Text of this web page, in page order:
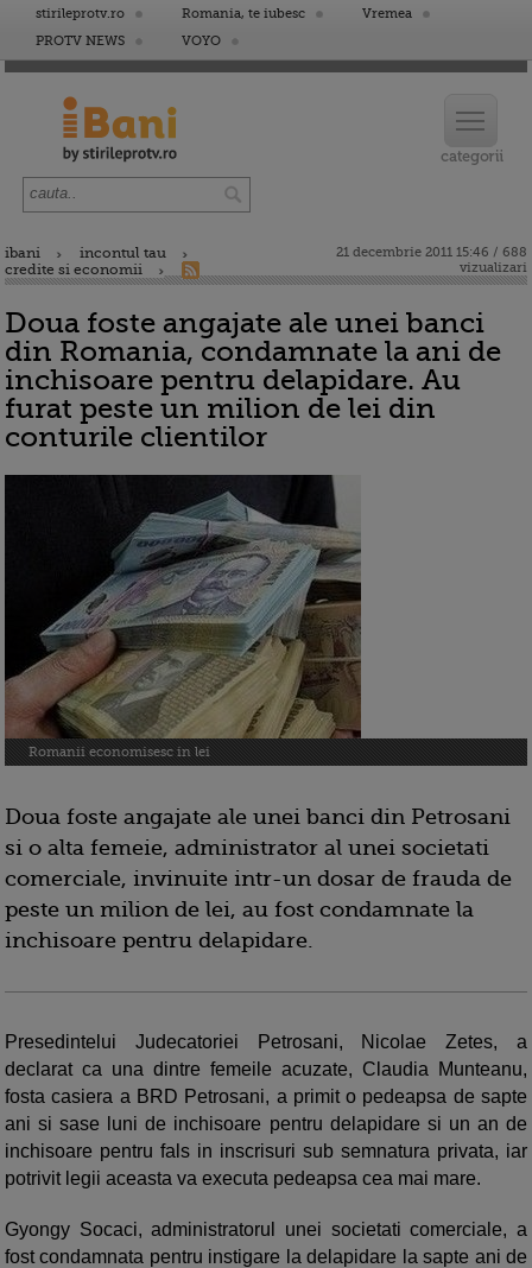
stirileprotv.ro Romania, te iubesc
Vremea
PROTV NEWS
VOYO
ibani
incontul tau
credite si economii
21 decembrie 2011 15:46 / 688
vizualizari
Doua foste angajate ale unei banci
din Romania, condamnate la ani de
inchisoare pentru delapidare. Au
furat peste un milion de lei din
conturile clientilor
Romanii economisesc in lei
Doua foste angajate ale unei banci din Petrosani
si o alta femeie, administrator al unei societati
comerciale, invinuite intr-un dosar de frauda de
peste un milion de lei, au fost condamnate la
inchisoare pentru delapidare.
Presedintelui Judecatoriei Petrosani, Nicolae Zetes, a
declarat ca una dintre femeile acuzate, Claudia Munteanu,
fosta casiera a BRD Petrosani, a primit o pedeapsa de sapte
ani si sase luni de inchisoare pentru delapidare si un an de
inchisoare pentru fals in inscrisuri sub semnatura privata, iar
potrivit legii aceasta va executa pedeapsa cea mai mare.
Gyongy Socaci, administratorul unei societati comerciale, a
fost condamnata pentru instigare la delapidare la sapte ani de